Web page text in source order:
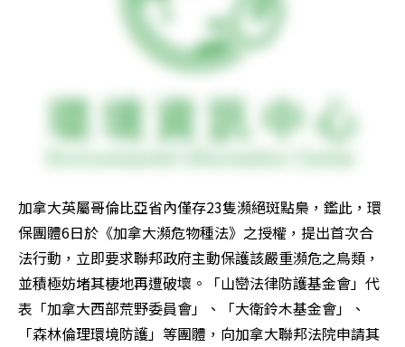
加拿大英屬哥倫比亞省內僅存23隻瀕絕斑點梟，鑑此，環
保團體6日於《加拿大瀕危物種法》之授權，提出首次合
法行動，立即要求聯邦政府主動保護該嚴重瀕危之鳥類，
並積極妨堵其棲地再遭破壞。「山巒法律防護基金會」代
表「加拿大西部荒野委員會」、「大衛鈴木基金會」、
「森林倫理環境防護」等團體，向加拿大聯邦法院申請其